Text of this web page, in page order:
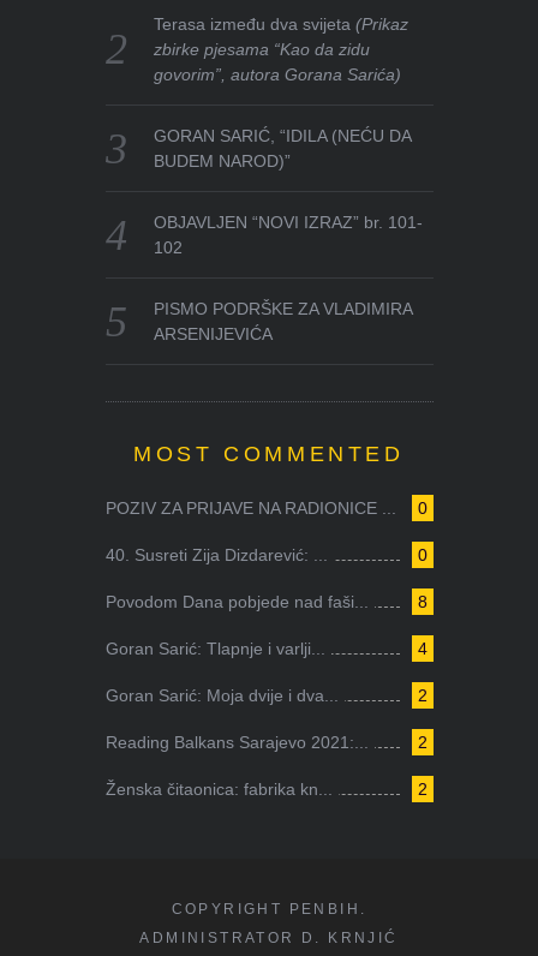
Terasa između dva svijeta(Prikaz
zbirke pjesama “Kao da zidu
govorim”, autora Gorana Sarića)
GORAN SARIĆ, “IDILA (NEĆU DA
BUDEM NAROD)”
OBJAVLJEN “NOVI IZRAZ” br. 101-
102
PISMO PODRŠKE ZA VLADIMIRA
ARSENIJEVIĆA
MOST COMMENTED
0
POZIV ZA PRIJAVE NA RADIONICE ...
0
40. Susreti Zija Dizdarević: ...
8
Povodom Dana pobjede nad faši...
4
Goran Sarić: Tlapnje i varlji...
2
Goran Sarić: Moja dvije i dva...
2
Reading Balkans Sarajevo 2021:...
2
Ženska čitaonica: fabrika kn...
COPYRIGHT PENBIH.
ADMINISTRATOR D. KRNJIĆ